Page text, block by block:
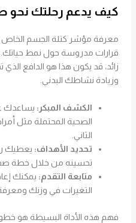
كيف يدعم رحلتك نحو
معرفة مؤشر كتلة الجسم الخاص
قرارات مدروسة حول نمط حياتك.
زائد، قد يكون هذا هو الدافع
وزيادة نشاطك البدني.
الكشف المبكر: يساعدك
الصحية المحتملة مثل
الثاني.
تحديد الأهداف: يعطيك
تحسينه من خلال خطة
متابعة التقدم: يمكنك
التغيرات في وزنك
فهم هذه الأداة البسيطة هو